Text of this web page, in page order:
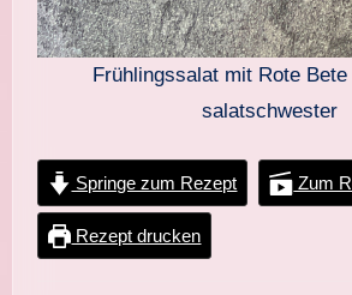
Frühlingssalat mit Rote Bete
salatschwester
Springe zum Rezept Zum
Rezept drucken